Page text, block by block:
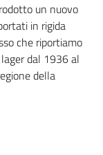
un nuovo
in rigida
che riportiamo
dal 1936 al
della